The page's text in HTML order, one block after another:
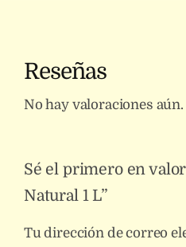
Reseñas
No hay valoraciones aún.
Sé el primero en
Natural 1 L”
Tu dirección de correo